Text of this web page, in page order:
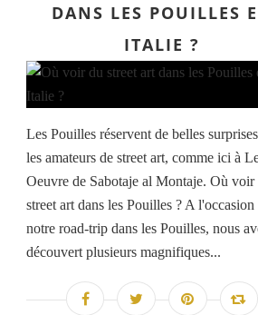
DANS LES POUILLES
ITALIE ?
Les Pouilles réservent de belles
les amateurs de street art, comme ici à
Oeuvre de Sabotaje al Montaje. Où voir
street art dans les Pouilles ? A l'occasion
notre road-trip dans les Pouilles, nous
découvert plusieurs magnifiques...